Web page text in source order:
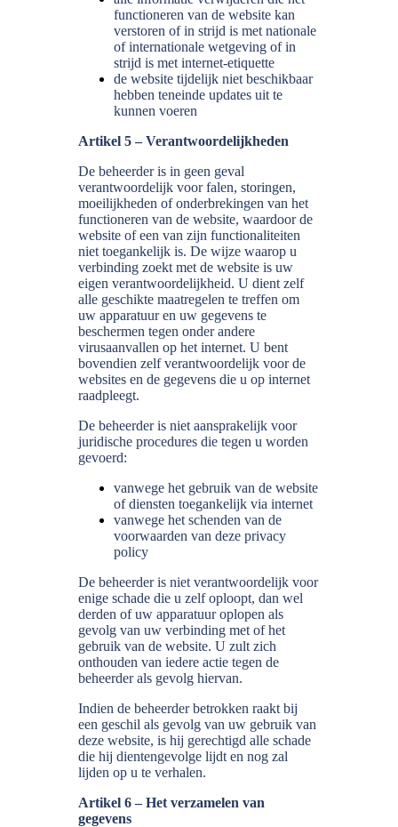
functioneren van de website kan
verstoren of in strijd is met nationale
of internationale wetgeving of in
strijd is met internet-etiquette
de website tijdelijk niet beschikbaar
hebben teneinde updates uit te
kunnen voeren
Artikel 5 – Verantwoordelijkheden
De beheerder is in geen geval
verantwoordelijk voor falen, storingen,
moeilijkheden of onderbrekingen van het
functioneren van de website, waardoor de
website of een van zijn functionaliteiten
niet toegankelijk is. De wijze waarop u
verbinding zoekt met de website is uw
eigen verantwoordelijkheid. U dient zelf
alle geschikte maatregelen te treffen om
uw apparatuur en uw gegevens te
beschermen tegen onder andere
virusaanvallen op het internet. U bent
bovendien zelf verantwoordelijk voor de
websites en de gegevens die u op internet
raadpleegt.
De beheerder is niet aansprakelijk voor
juridische procedures die tegen u worden
gevoerd:
vanwege het gebruik van de website
of diensten toegankelijk via internet
vanwege het schenden van de
voorwaarden van deze privacy
policy
De beheerder is niet verantwoordelijk voor
enige schade die u zelf oploopt, dan wel
derden of uw apparatuur oplopen als
gevolg van uw verbinding met of het
gebruik van de website. U zult zich
onthouden van iedere actie tegen de
beheerder als gevolg hiervan.
Indien de beheerder betrokken raakt bij
een geschil als gevolg van uw gebruik van
deze website, is hij gerechtigd alle schade
die hij dientengevolge lijdt en nog zal
lijden op u te verhalen.
Artikel 6 – Het verzamelen van
gegevens